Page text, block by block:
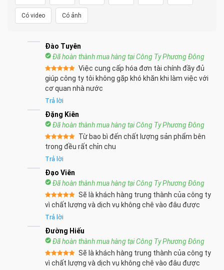
Có video Có ảnh
Đào Tuyên
Đã hoàn thành mua hàng tại Công Ty Phương Đông
Được xếp
hạng 55
sao
Việc cung cấp hóa đơn tài chính đầy đủ
giúp công ty tôi không gặp khó khăn khi làm việc với
cơ quan nhà nước
Trả lời
Đặng Kiên
Đã hoàn thành mua hàng tại Công Ty Phương Đông
Được xếp
hạng5 5
sao
Từ bao bì đến chất lượng sản phẩm bên
trong đều rất chỉn chu
Trả lời
Đạo Viên
Đã hoàn thành mua hàng tại Công Ty Phương Đông
Được xếp
hạng55
sao
Sẽ là khách hàng trung thành của công ty
vì chất lượng và dịch vụ không chê vào đâu được
Trả lời
Đường Hiếu
Đã hoàn thành mua hàng tại Công Ty Phương Đông
Được xếp
hạng55
Sẽ là khách hàng trung thành của công ty
vì chất lượng và dịch vụ không chê vào đâu được